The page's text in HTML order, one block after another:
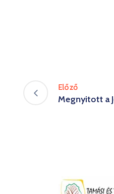
Előző
Megnyitott a